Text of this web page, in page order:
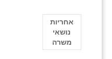
אחריות
נושאי
משרה